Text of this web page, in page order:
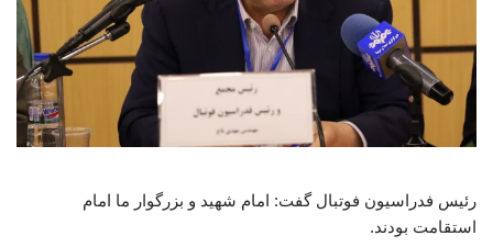
رئیس فدراسیون فوتبال گفت: امام شهید و بزرگوار ما امام
استقامت بودند.